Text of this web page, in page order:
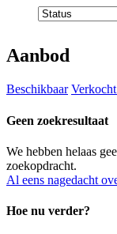
Status
Aanbod
Beschikbaar
Geen zoekresultaat
We hebben helaas
zoekopdracht.
Al eens nagedacht
Hoe nu verder?